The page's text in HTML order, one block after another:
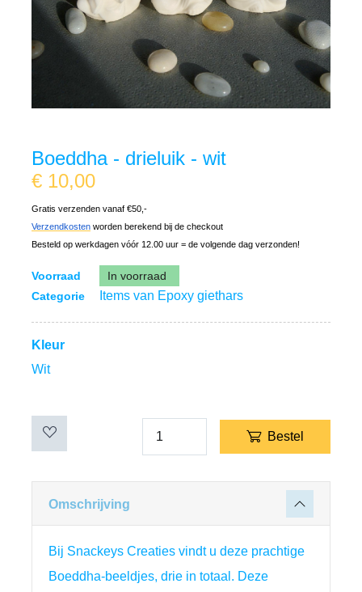
Boeddha - drieluik - wit
€ 10,00
Gratis verzenden vanaf €50,-
Verzendkosten worden berekend bij de checkout
Besteld op werkdagen vóór 12.00 uur = de volgende dag verzonden!
Voorraad
In voorraad
Categorie
Items van Epoxy giethars
Kleur
Wit
Bestel
Omschrijving
Bij Snackeys Creaties vindt u deze prachtige
Boeddha-beeldjes, drie in totaal. Deze